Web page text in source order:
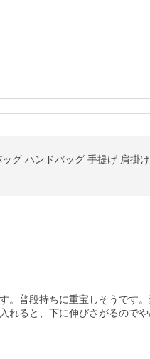
グ ハンドバッグ 手提げ 肩掛
。普段持ちに重宝しそうです
れると、下に伸びさがるので